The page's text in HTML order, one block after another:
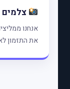
צלמים
אנחנו
את התזמון